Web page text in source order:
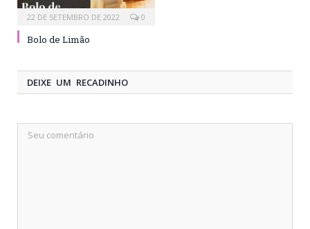
22 DE SETEMBRO DE 2022 0
Bolo de Limão
DEIXE UM RECADINHO